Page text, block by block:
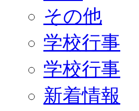
その他
学校行事
学校行事
新着情報